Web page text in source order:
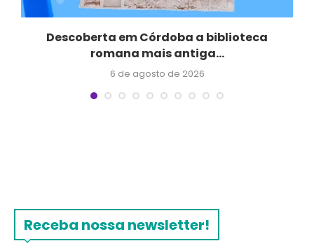
Descoberta em Córdoba a biblioteca
romana mais antiga...
6 de agosto de 2026
Receba nossa newsletter!